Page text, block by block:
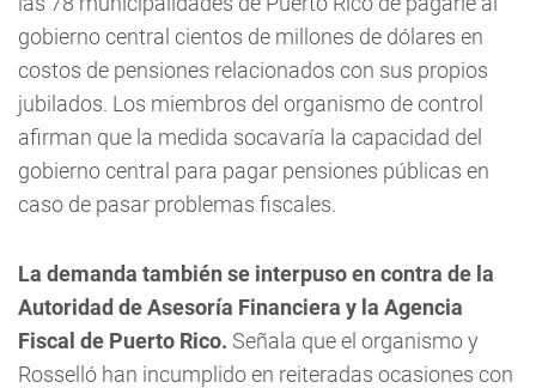
gobierno central cientos de millones de dólares en
costos de pensiones relacionados con sus propios
jubilados. Los miembros del organismo de control
afirman que la medida socavaría la capacidad del
gobierno central para pagar pensiones públicas en
caso de pasar problemas fiscales.
La demanda también se interpuso en contra de la
Autoridad de Asesoría Financiera y la Agencia
Fiscal de Puerto Rico. Señala que el organismo y
Rosselló han incumplido en reiteradas ocasiones con